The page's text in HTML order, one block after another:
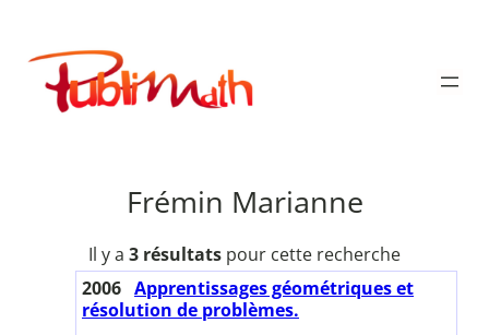
contenu
Publimath
Frémin Marianne
Il y a 3 résultats pour cette recherche
2006 Apprentissages géométriques et
résolution de problèmes.